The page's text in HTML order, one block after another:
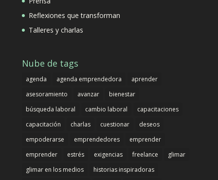
Reflexiones que transforman
Talleres y charlas
Nube de tags
agenda agenda emprendedora
aprender
asesoramiento
avanzar
bienestar
búsqueda laboral
cambio laboral
capacitaciones
capacitación
charlas cuestionar
deseos
empoderarse
emprendedores
emprender
emprender
estrés exigencias freelance
glimar
glimar en los medios
historias inspiradoras